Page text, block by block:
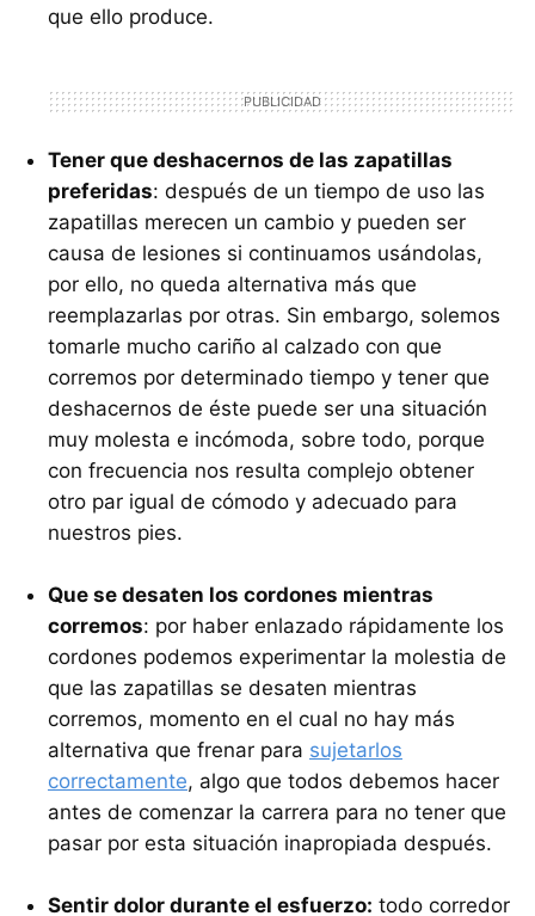
que ello produce.
Tener que deshacernos de las zapatillas
preferidas: después de un tiempo de uso las
zapatillas merecen un cambio y pueden ser
causa de lesiones si continuamos usándolas,
por ello, no queda alternativa más que
reemplazarlas por otras. Sin embargo, solemos
tomarle mucho cariño al calzado con que
corremos por determinado tiempo y tener que
deshacernos de éste puede ser una situación
muy molesta e incómoda, sobre todo, porque
con frecuencia nos resulta complejo obtener
otro par igual de cómodo y adecuado para
nuestros pies.
Que se desaten los cordones mientras
corremos: por haber enlazado rápidamente los
cordones podemos experimentar la molestia de
que las zapatillas se desaten mientras
corremos, momento en el cual no hay más
alternativa que frenar para sujetarlos
correctamente, algo que todos debemos hacer
antes de comenzar la carrera para no tener que
pasar por esta situación inapropiada después.
Sentir dolor durante el esfuerzo: todo corredor